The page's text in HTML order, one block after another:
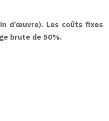
d’œuvre). Les coûts fixes
brute de 50%.